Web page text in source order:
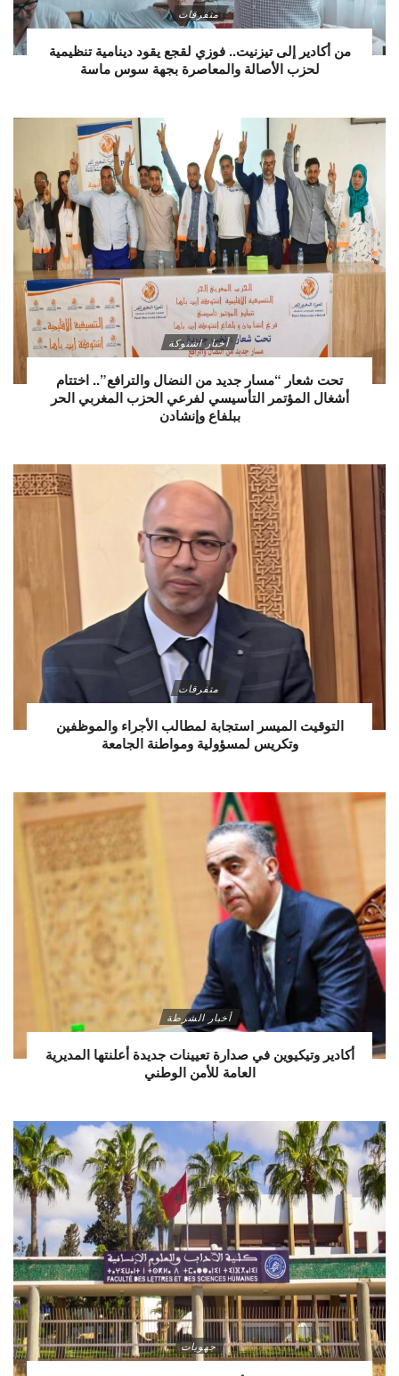
متفرقات
من أكادير إلى تيزنيت.. فوزي لقجع يقود دينامية تنظيمية
لحزب الأصالة والمعاصرة بجهة سوس ماسة
أخبار اشتوكة
تحت شعار “مسار جديد من النضال والترافع”.. اختتام
أشغال المؤتمر التأسيسي لفرعي الحزب المغربي الحر
ببلفاع وإنشادن
متفرقات
التوقيت الميسر استجابة لمطالب الأجراء والموظفين
وتكريس لمسؤولية ومواطنة الجامعة
أخبار الشرطة
أكادير وتيكيوين في صدارة تعيينات جديدة أعلنتها المديرية
العامة للأمن الوطني
جهويات